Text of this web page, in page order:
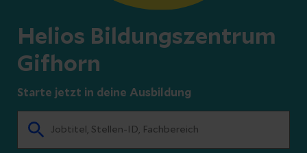
Helios Bildungszentrum
Gifhorn
Starte jetzt in deine Ausbildung